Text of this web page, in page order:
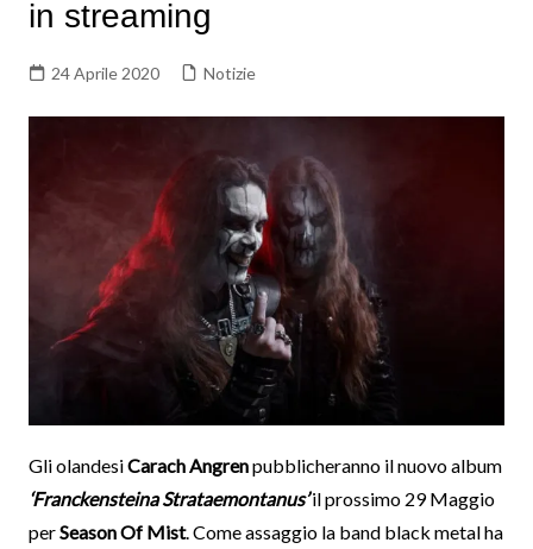
in streaming
24 Aprile 2020 Notizie
Gli olandesiCarach Angrenpubblicheranno il nuovo album
‘Franckensteina Strataemontanus’ il prossimo 29 Maggio
perSeason Of Mist. Come assaggio la band black metal ha